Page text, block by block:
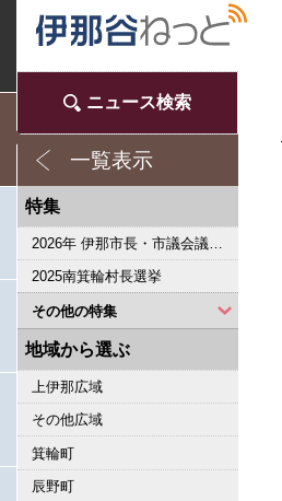
ニュース検索
一覧表示
特集
2026年 伊那市長・市議会議員選挙
2025南箕輪村長選挙
その他の特集
2023県議会議員選挙
2022箕輪町長選挙
2019県議会議員選挙
2018伊那市長選・市議選
桜シリーズ2018
桜シリーズ2017
2015県議会議員選挙
2014箕輪町長選挙
2014伊那市長選・市議選
桜シリーズ2014
カメラリポート
上伊那 医師不足問題
新ごみ中間処理施設
伊那市長・市議選
朝の学舎
記者室
伊那谷1年365人
輝く経営者～その後
花ロマン
伝承 上伊那の50年
駒ヶ根市長選挙
2007年 県議会議員選挙
権兵衛トンネル開通1周年
豪雨被害
新伊那市誕生へ
伊那谷 耐震強度偽装問題
2005年衆院選
その他
地域から選ぶ
上伊那広域
その他広域
箕輪町
辰野町